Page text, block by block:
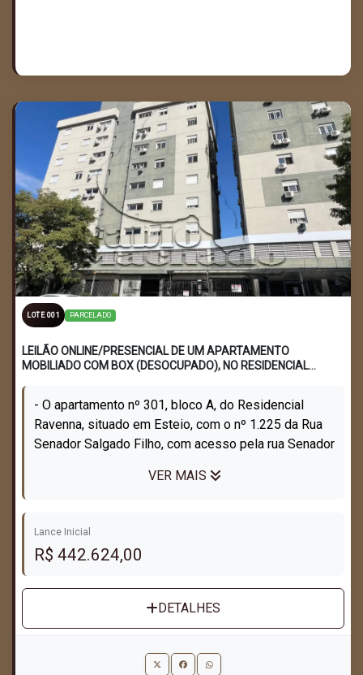
LOTE 001 PARCELADO
LEILÃO ONLINE/PRESENCIAL DE UM APARTAMENTO
MOBILIADO COM BOX (DESOCUPADO), NO RESIDENCIAL
- O apartamento nº 301, bloco A, do Residencial
Ravenna, situado em Esteio, com o nº 1.225 da Rua
Senador Salgado Filho, com acesso pela rua Senador
VER MAIS
Lance Inicial
R$ 442.624,00
DETALHES